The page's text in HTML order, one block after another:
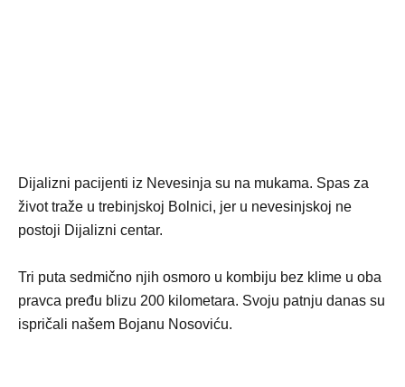
Dijalizni pacijenti iz Nevesinja su na mukama. Spas za
život traže u trebinjskoj Bolnici, jer u nevesinjskoj ne
postoji Dijalizni centar.
Tri puta sedmično njih osmoro u kombiju bez klime u oba
pravca pređu blizu 200 kilometara. Svoju patnju danas su
ispričali našem Bojanu Nosoviću.